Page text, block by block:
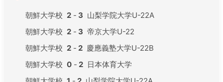
朝鮮大学校 2 - 3 山梨学院大学U-22A
朝鮮大学校 2 - 3 帝京大学U-22
朝鮮大学校 2 - 2 慶應義塾大学U-22B
朝鮮大学校 0 - 2 日本体育大学